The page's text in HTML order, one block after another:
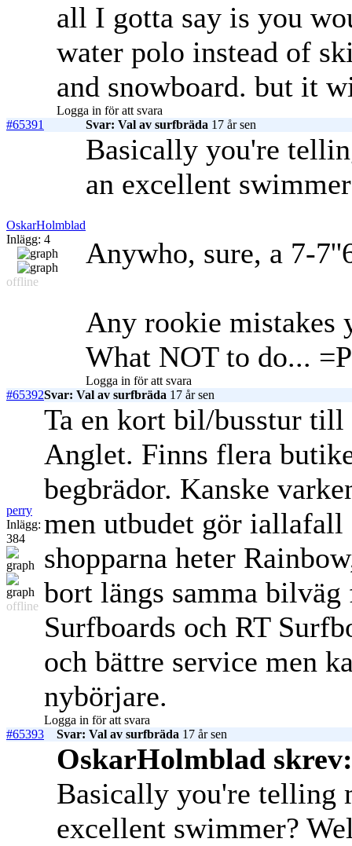
all I gotta say is you
water polo instead of
and snowboard. but it
Logga in för att svara
#65391
Svar: Val av surfbräda 17 år sen
OskarHolmblad
Inlägg: 4
offline
Basically you're
an excellent
Anywho, sure, a 7-
Any rookie mistakes
What NOT to do... =P
Logga in för att svara
#65392Svar: Val av surfbräda 17 år sen
perry
Inlägg:
384
offline
Ta en kort bil/busstur
Anglet. Finns flera
begbrädor. Kanske
men utbudet gör
shopparna heter
bort längs samma
Surfboards och RT
och bättre service men
nybörjare.
Logga in för att svara
#65393
Svar: Val av surfbräda 17 år sen
OskarHolmblad skrev:
Basically you're telling
excellent swimmer?